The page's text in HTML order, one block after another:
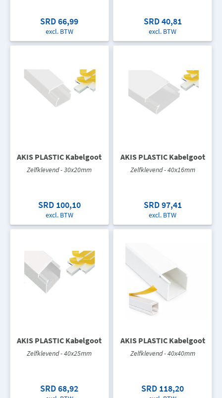
SRD 66,99
excl. BTW
SRD 40,81
excl. BTW
AKIS PLASTIC Kabelgoot
Zelfklevend - 30x20mm
SRD 100,10
excl. BTW
AKIS PLASTIC Kabelgoot
Zelfklevend - 40x16mm
SRD 97,41
excl. BTW
AKIS PLASTIC Kabelgoot
Zelfklevend - 40x25mm
SRD 68,92
AKIS PLASTIC Kabelgoot
Zelfklevend - 40x40mm
SRD 118,20